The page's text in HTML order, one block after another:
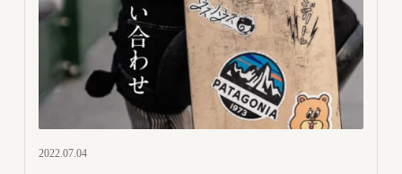
2022.07.04